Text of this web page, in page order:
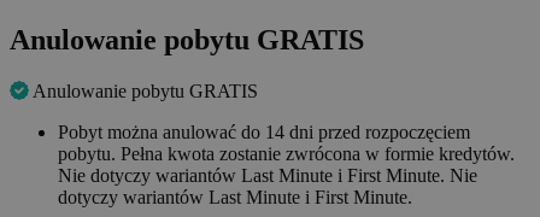
Anulowanie pobytu GRATIS
Anulowanie pobytu GRATIS
Pobyt można anulować do 14 dni przed rozpoczęciem
pobytu. Pełna kwota zostanie zwrócona w formie kredytów.
Nie dotyczy wariantów Last Minute i First Minute. Nie
dotyczy wariantów Last Minute i First Minute.